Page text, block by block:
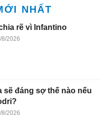
NHẤT
rẽ vì Infantino
8/2026
sẽ đáng sợ thế nào nếu
8/2026